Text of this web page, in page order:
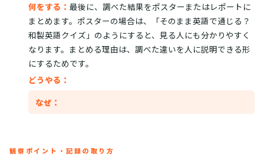
何をする： 最後に、調べた結果をポスターまたはレポートに
まとめます。ポスターの場合は、「そのまま英語で通じる？
和製英語クイズ」のようにすると、見る人にも分かりやすく
なります。まとめる理由は、調べた違いを人に説明できる形
にするためです。
どうやる：
なぜ：
観察ポイント・記録の取り方